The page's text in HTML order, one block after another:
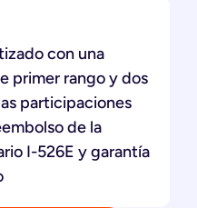
con una
primer rango y dos
participaciones
de la
I-526E y garantía